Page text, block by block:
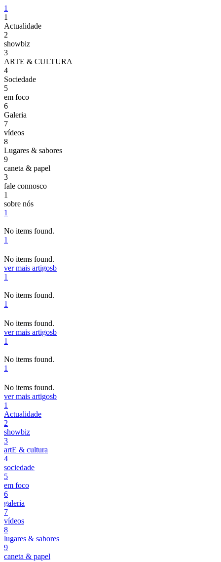
1
1
Actualidade
2
showbiz
3
ARTE & CULTURA
4
Sociedade
5
em foco
6
Galeria
7
vídeos
8
Lugares & sabores
9
caneta & papel
3
fale connosco
1
sobre nós
1
No items found.
1
No items found.
ver mais artigosb
1
No items found.
1
No items found.
ver mais artigosb
1
No items found.
1
No items found.
ver mais artigosb
1
Actualidade
2
showbiz
3
artE & cultura
4
sociedade
5
em foco
6
galeria
7
vídeos
8
lugares & sabores
9
caneta & papel